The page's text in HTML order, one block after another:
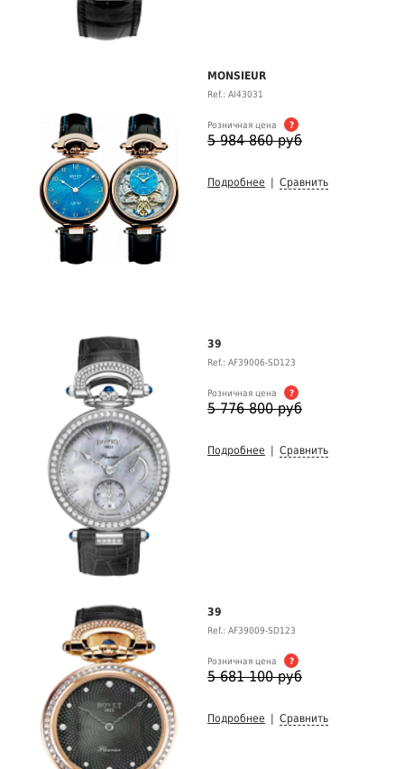
MONSIEUR
Ref.: AI43031
Розничная цена ?
5 984 860 руб
Подробнее Сравнить
39
Ref.: AF39006-SD123
Розничная цена ?
5 776 800 руб
Подробнее Сравнить
39
Ref.: AF39009-SD123
Розничная цена ?
5 681 100 руб
Подробнее Сравнить